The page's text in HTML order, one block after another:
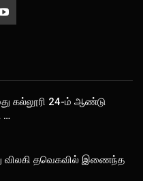
கல்லூரி 24-ம் ஆண்டு
…
விலகி தவெகவில் இணைந்த